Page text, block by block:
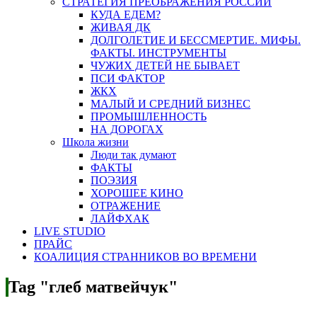
КУДА ЕДЕМ?
ЖИВАЯ ДК
ДОЛГОЛЕТИЕ И БЕССМЕРТИЕ. МИФЫ.
ФАКТЫ. ИНСТРУМЕНТЫ
ЧУЖИХ ДЕТЕЙ НЕ БЫВАЕТ
ПСИ ФАКТОР
ЖКХ
МАЛЫЙ И СРЕДНИЙ БИЗНЕС
ПРОМЫШЛЕННОСТЬ
НА ДОРОГАХ
Школа жизни
Люди так думают
ФАКТЫ
ПОЭЗИЯ
ХОРОШЕЕ КИНО
ОТРАЖЕНИЕ
ЛАЙФХАК
LIVE STUDIO
ПРАЙС
КОАЛИЦИЯ СТРАННИКОВ ВО ВРЕМЕНИ
Tag "глеб матвейчук"